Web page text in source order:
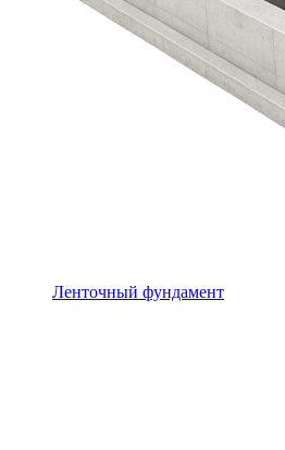
Ленточный фундамент